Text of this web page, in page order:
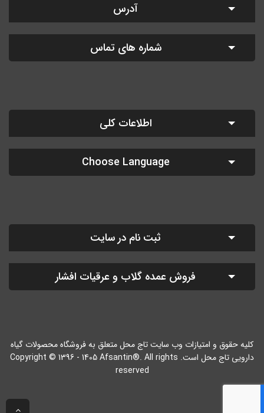
آدرس
شماره های تماس
اطلاعات کلی
Choose Language
ثبت نام در سایت
فروش عمده گلاب و عرقیات افشار
کلیه حقوق و امتیازات وب سایت تاج محل متعلق به فروشگاه محصولات گیاه
دارویی تاج محل است. Copyright © 1396 - 1405 Afsantin®. All rights
reserved